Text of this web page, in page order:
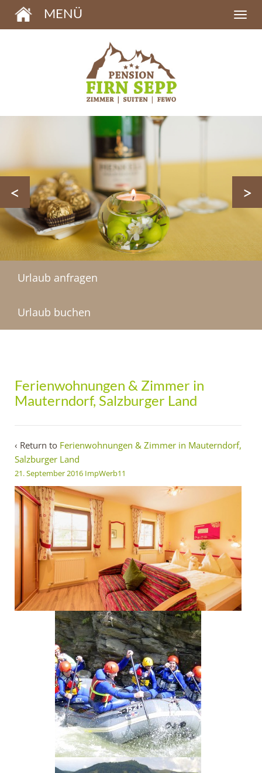
MENÜ
< >
Urlaub anfragen
Urlaub buchen
Ferienwohnungen & Zimmer in
Mauterndorf, Salzburger Land
‹ Return to Ferienwohnungen & Zimmer in Mauterndorf,
Salzburger Land
21. September 2016 ImpWerb11